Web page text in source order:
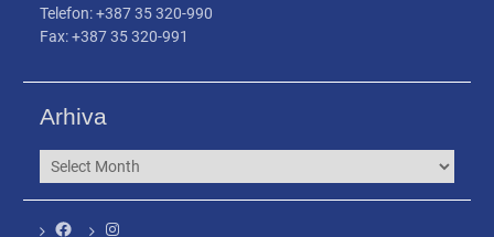
Telefon: +387 35 320-990
Fax: +387 35 320-991
Arhiva
Arhiva
FacebookInstagram